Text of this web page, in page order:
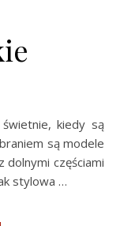
kiedy są
są modele
częściami
stylowa …